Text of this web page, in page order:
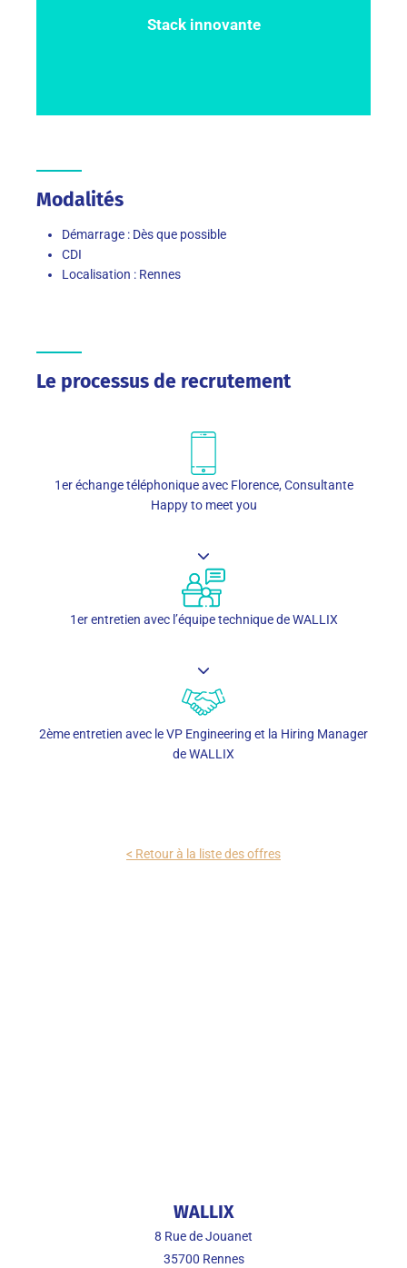
Stack innovante
Modalités
Démarrage : Dès que possible
CDI
Localisation : Rennes
Le processus de recrutement
1er échange téléphonique avec Florence, Consultante
Happy to meet you
1er entretien avec l’équipe technique de WALLIX
2ème entretien avec le VP Engineering et la Hiring Manager
de WALLIX
< Retour à la liste des offres
WALLIX
8 Rue de Jouanet
35700 Rennes